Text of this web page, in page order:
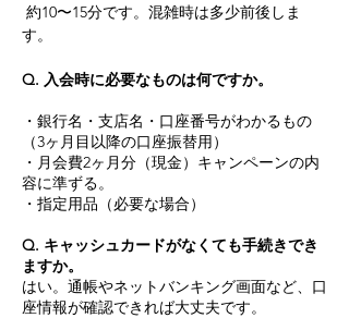
約10〜15分です。混雑時は多少前後しま
す。
Q. 入会時に必要なものは何ですか。
・銀行名・支店名・口座番号がわかるもの
（3ヶ月目以降の口座振替用）
・月会費2ヶ月分（現金）キャンペーンの内
容に準ずる。
・指定用品（必要な場合）
Q. キャッシュカードがなくても手続きでき
ますか。
はい。通帳やネットバンキング画面など、口
座情報が確認できれば大丈夫です。